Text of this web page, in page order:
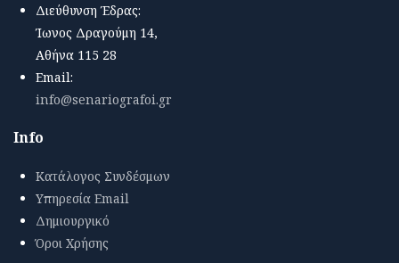
Διεύθυνση Έδρας:
Ίωνος Δραγούμη 14,
Αθήνα 115 28
Email:
info@senariografoi.gr
Info
Κατάλογος Συνδέσμων
Υπηρεσία Email
Δημιουργικό
Όροι Χρήσης